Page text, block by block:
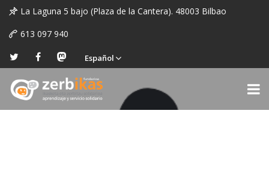
La Laguna 5 bajo (Plaza de la Cantera). 48003 Bilbao
613 097 940
Español